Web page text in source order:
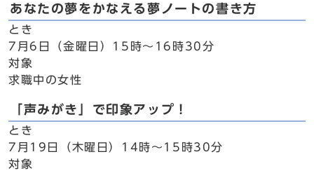
あなたの夢をかなえる夢ノートの書き方
とき
7月6日（金曜日）15時～16時30分
対象
求職中の女性
「声みがき」で印象アップ！
とき
7月19日（木曜日）14時～15時30分
対象